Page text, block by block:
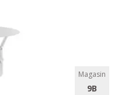
Magasin
9B